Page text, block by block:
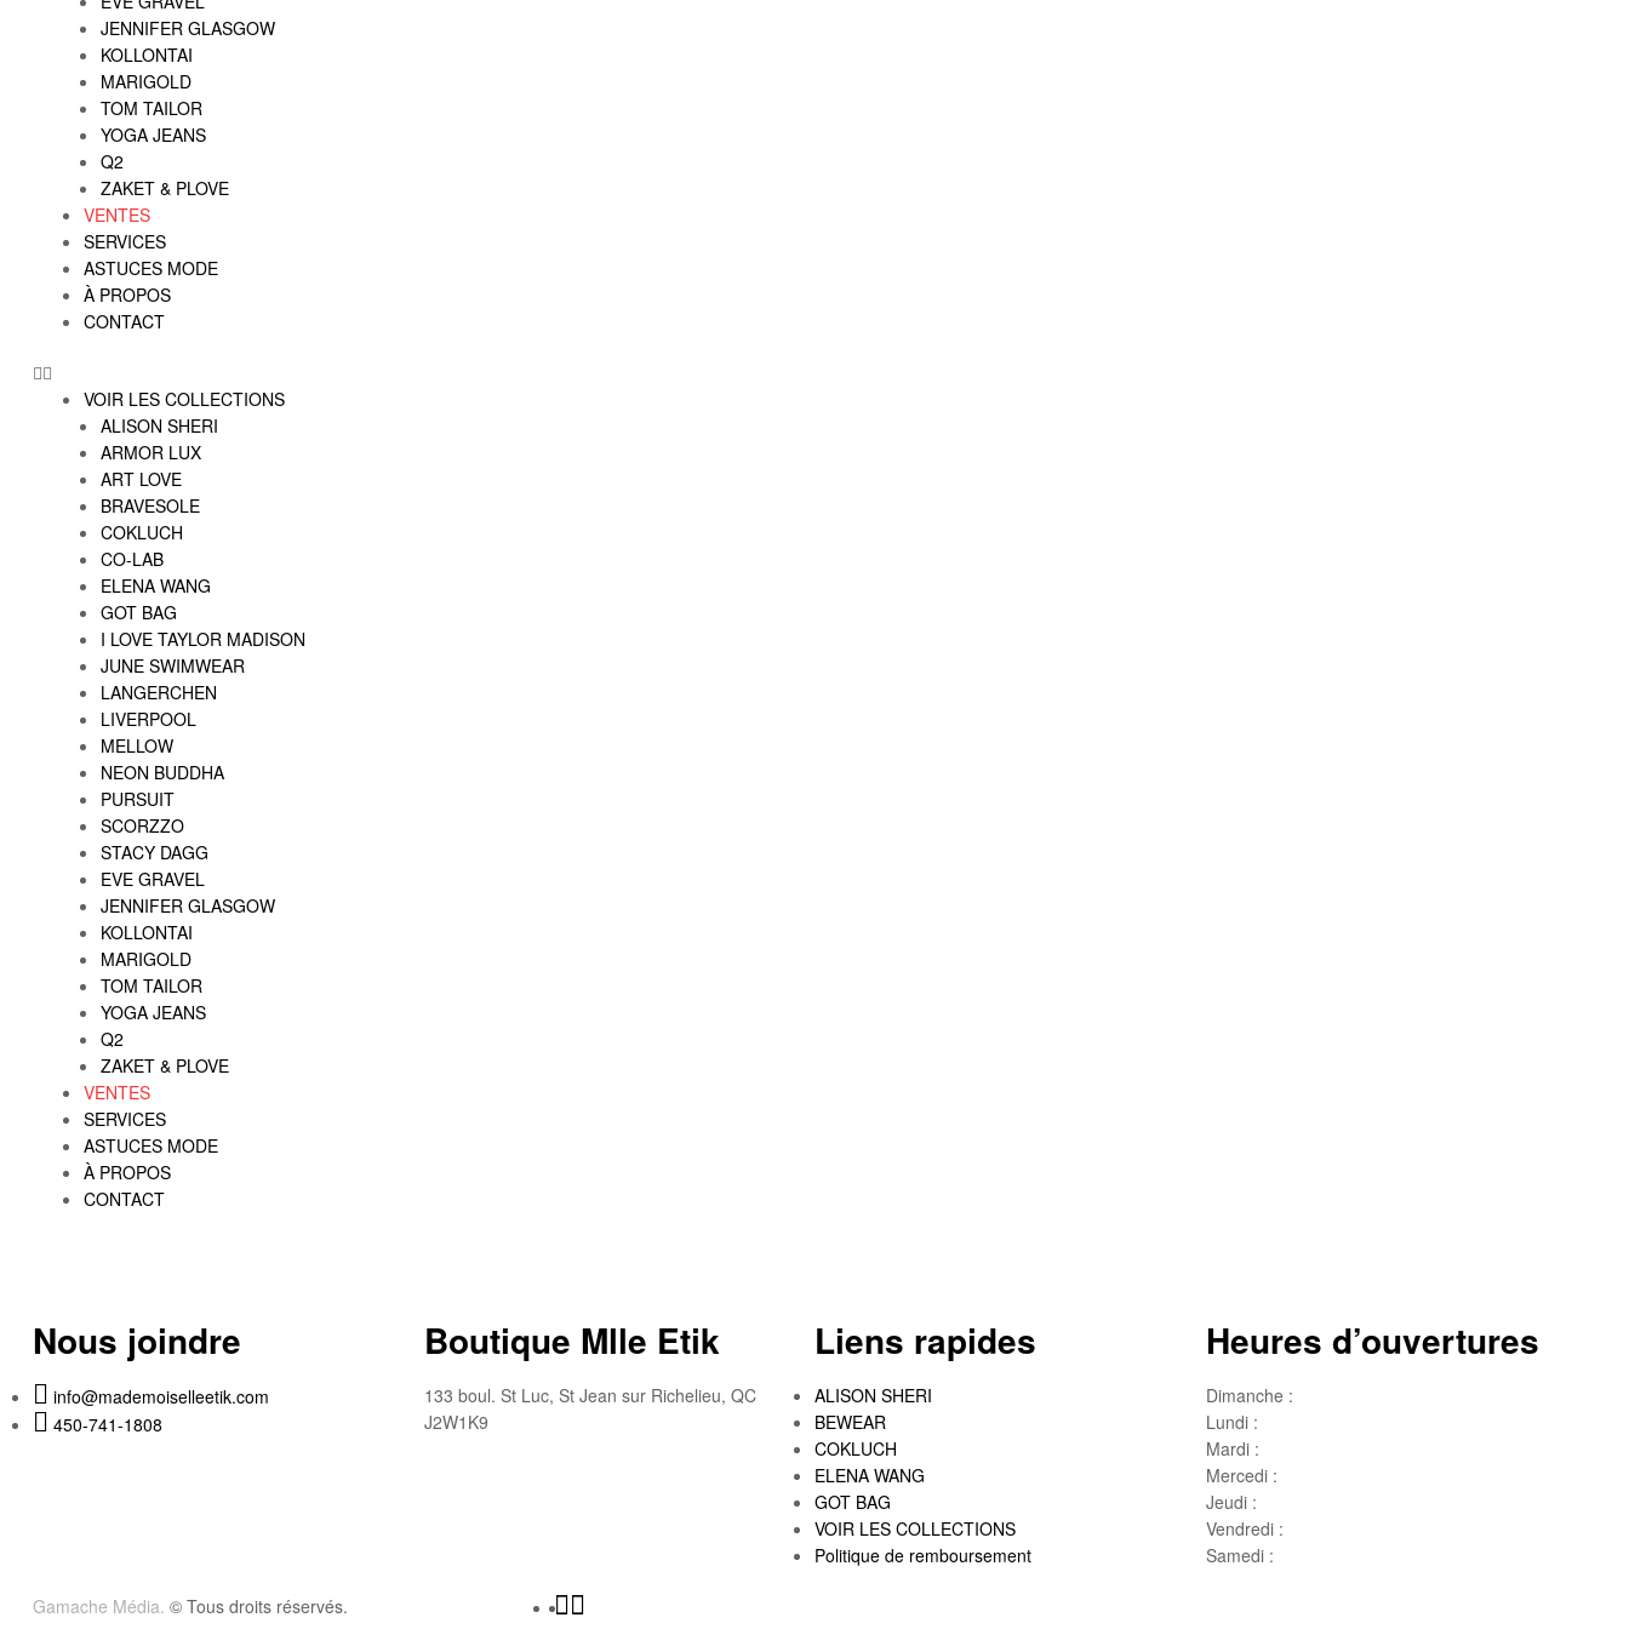
JENNIFER GLASGOW
KOLLONTAI
MARIGOLD
TOM TAILOR
YOGA JEANS
Q2
ZAKET & PLOVE
VENTES
SERVICES
ASTUCES MODE
À PROPOS
CONTACT
VOIR LES COLLECTIONS
ALISON SHERI
ARMOR LUX
ART LOVE
BRAVESOLE
COKLUCH
CO-LAB
ELENA WANG
GOT BAG
I LOVE TAYLOR MADISON
JUNE SWIMWEAR
LANGERCHEN
LIVERPOOL
MELLOW
NEON BUDDHA
PURSUIT
SCORZZO
STACY DAGG
EVE GRAVEL
JENNIFER GLASGOW
KOLLONTAI
MARIGOLD
TOM TAILOR
YOGA JEANS
Q2
ZAKET & PLOVE
VENTES
SERVICES
ASTUCES MODE
À PROPOS
CONTACT
Nous joindre
info@mademoiselleetik.com
450-741-1808
Boutique Mlle Etik
133 boul. St Luc, St Jean sur Richelieu, QC
J2W1K9
Liens rapides
ALISON SHERI
BEWEAR
COKLUCH
ELENA WANG
GOT BAG
VOIR LES COLLECTIONS
Politique de remboursement
Heures d’ouvertures
Dimanche :
Lundi :
Mardi :
Mercedi :
Jeudi :
Vendredi :
Samedi :
Gamache Média. © Tous droits réservés.